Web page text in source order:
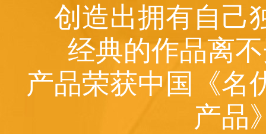
创造出拥有自己
经典的作品离
产品荣获中国《名
产品